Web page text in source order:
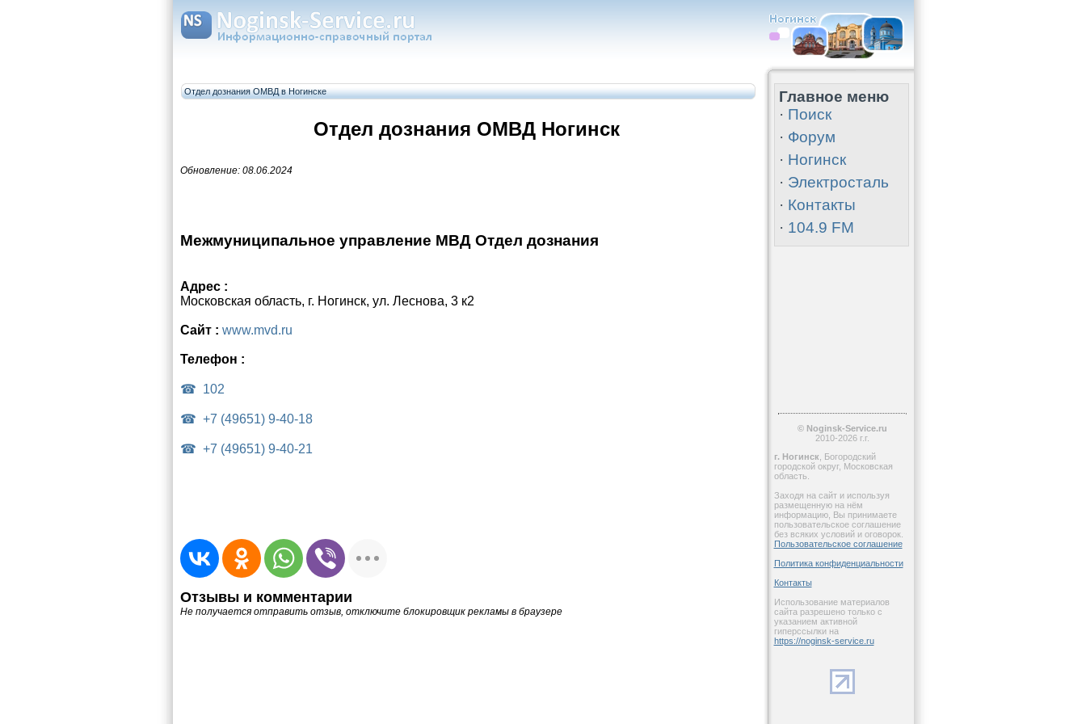
Отдел дознания ОМВД в Ногинске
Отдел дознания ОМВД Ногинск
Обновление: 08.06.2024
Межмуниципальное управление МВД Отдел дознания
Адрес :
Московская область, г. Ногинск, ул. Леснова, 3 к2
Сайт : www.mvd.ru
Телефон :
102
+7 (49651) 9-40-18
+7 (49651) 9-40-21
Отзывы и комментарии
Не получается отправить отзыв, отключите блокировщик рекламы в браузере
Главное меню
· Поиск
· Форум
· Ногинск
· Электросталь
· Контакты
· 104.9 FM
© Noginsk-Service.ru
2010-2026 г.г.
г. Ногинск , Богородский
городской округ, Московская
область.
Заходя на сайт и используя
размещенную на нём
информацию, Вы принимаете
пользовательское соглашение
без всяких условий и оговорок.
Пользовательское соглашение
Политика конфиденциальности
Контакты
Использование материалов
сайта разрешено только с
указанием активной
гиперссылки на
https://noginsk-service.ru